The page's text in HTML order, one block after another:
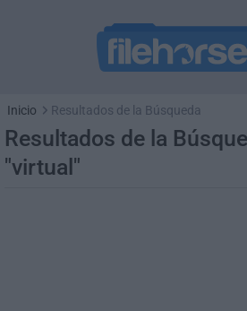
Inicio Resultados de la Búsqueda
Resultados de la
"virtual"